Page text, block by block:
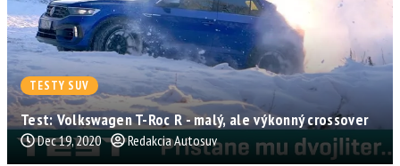
TESTY SUV
Test: Volkswagen T-Roc R - malý, ale výkonný crossover
Dec 19, 2020 Redakcia Autosuv